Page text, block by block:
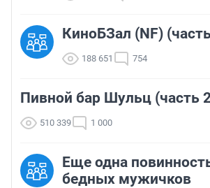
КиноБЗал (NF)
188 651 754
Пивной бар Шульц (часть
510 339 1 000
Еще одна
бедных мужичков